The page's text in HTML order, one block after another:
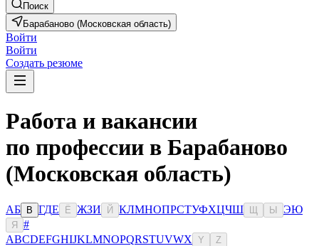
Поиск
Барабаново (Московская область)
Войти
Войти
Создать резюме
Работа и вакансии
по профессии в Барабаново
(Московская область)
АБ В ГДЕ Ё ЖЗИ Й КЛМНОПРСТУФХЦЧШ Ы ЭЮ
Я
#
ABCDEFGHIJKLMNOPQRSTUVWX Y Z